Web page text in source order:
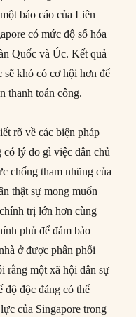
báo cáo của Liên
có mức độ số hóa
Quốc và Úc. Kết quả
khó có cơ hội hơn để
thanh toán công.
rõ về các biện pháp
lý do gì việc dân chủ
chống tham nhũng của
thật sự mong muốn
trị lớn hơn cùng
phủ để đảm bảo
ở được phân phối
rằng một xã hội dân sự
độ độc đảng có thể
của Singapore trong